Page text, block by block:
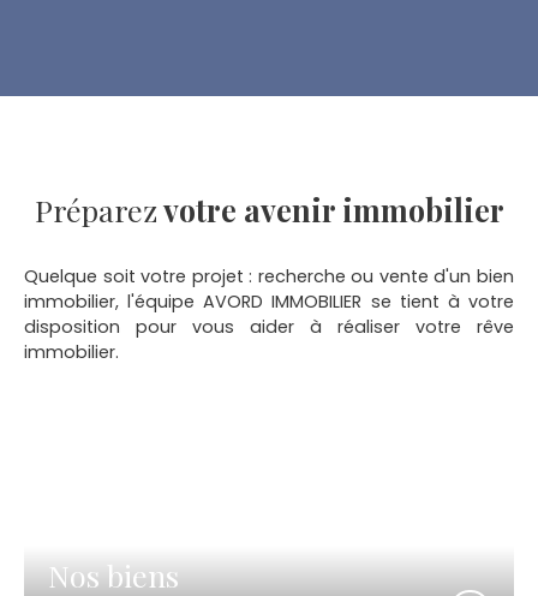
Préparezvotre avenir immobilier
Quelque soit votre projet : recherche ou vente d'un bien
immobilier, l'équipe AVORD IMMOBILIER se tient à votre
disposition pour vous aider à réaliser votre rêve
immobilier.
Nos biens